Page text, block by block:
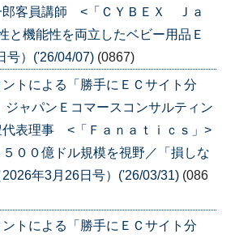
客員講師 <「ＣＹＢＥＸ Ｊａ
と機能性を両立したベビー用品Ｅ
号）('26/04/07) (0867)
ントによる「勝手にＥＣサイト分
ャパンＥコマースコンサルティン
表理事 <「Ｆａｎａｔｉｃｓ」>
００億ドル規模を視野／「損しな
年3月26日号）('26/03/31) (086
ントによる「勝手にＥＣサイト分